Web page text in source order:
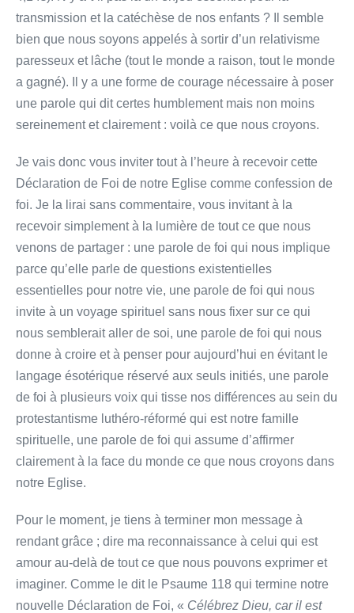
transmission et la catéchèse de nos enfants ? Il semble
bien que nous soyons appelés à sortir d’un relativisme
paresseux et lâche (tout le monde a raison, tout le monde
a gagné). Il y a une forme de courage nécessaire à poser
une parole qui dit certes humblement mais non moins
sereinement et clairement : voilà ce que nous croyons.
Je vais donc vous inviter tout à l’heure à recevoir cette
Déclaration de Foi de notre Eglise comme confession de
foi. Je la lirai sans commentaire, vous invitant à la
recevoir simplement à la lumière de tout ce que nous
venons de partager : une parole de foi qui nous implique
parce qu’elle parle de questions existentielles
essentielles pour notre vie, une parole de foi qui nous
invite à un voyage spirituel sans nous fixer sur ce qui
nous semblerait aller de soi, une parole de foi qui nous
donne à croire et à penser pour aujourd’hui en évitant le
langage ésotérique réservé aux seuls initiés, une parole
de foi à plusieurs voix qui tisse nos différences au sein du
protestantisme luthéro-réformé qui est notre famille
spirituelle, une parole de foi qui assume d’affirmer
clairement à la face du monde ce que nous croyons dans
notre Eglise.
Pour le moment, je tiens à terminer mon message à
rendant grâce ; dire ma reconnaissance à celui qui est
amour au-delà de tout ce que nous pouvons exprimer et
imaginer. Comme le dit le Psaume 118 qui termine notre
nouvelle Déclaration de Foi, « Célébrez Dieu, car il est